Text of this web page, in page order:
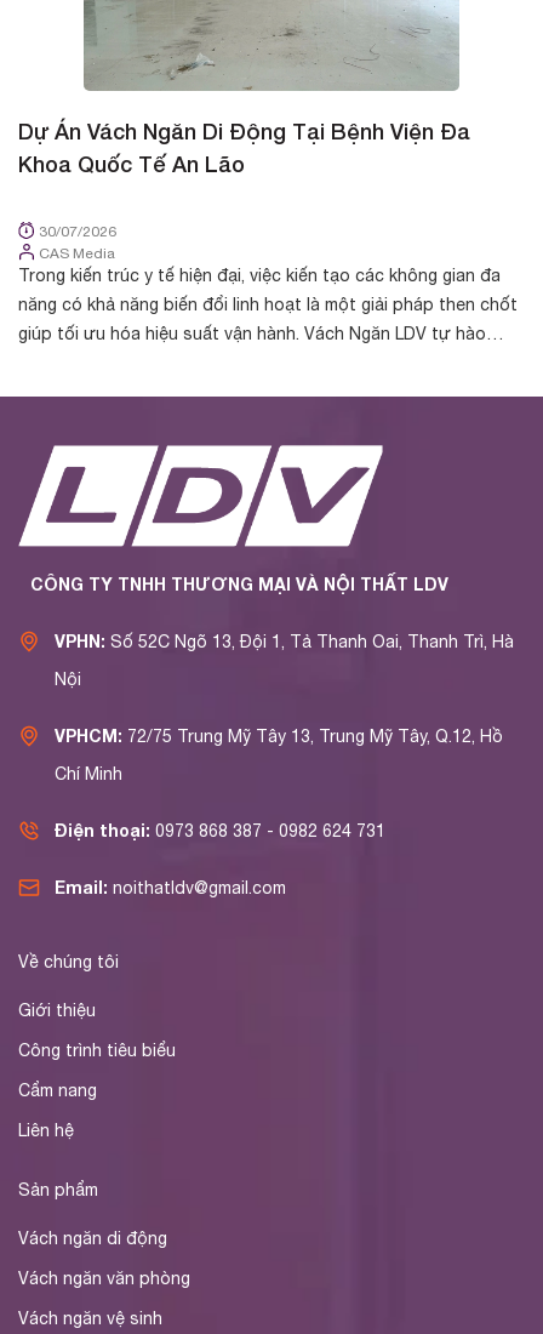
Dự Án Vách Ngăn Di Động Tại Bệnh Viện Đa
Khoa Quốc Tế An Lão
30/07/2026
CAS Media
Trong kiến trúc y tế hiện đại, việc kiến tạo các không gian đa
năng có khả năng biến đổi linh hoạt là một giải pháp then chốt
giúp tối ưu hóa hiệu suất vận hành. Vách Ngăn LDV tự hào
CÔNG TY TNHH THƯƠNG MẠI VÀ NỘI THẤT LDV
VPHN: Số 52C Ngõ 13, Đội 1, Tả Thanh Oai, Thanh Trì, Hà
Nội
VPHCM: 72/75 Trung Mỹ Tây 13, Trung Mỹ Tây, Q.12, Hồ
Chí Minh
Điện thoại: 0973 868 387 - 0982 624 731
Email: noithatldv@gmail.com
Về chúng tôi
Giới thiệu
Công trình tiêu biểu
Cẩm nang
Liên hệ
Sản phẩm
Vách ngăn di động
Vách ngăn văn phòng
Vách ngăn vệ sinh